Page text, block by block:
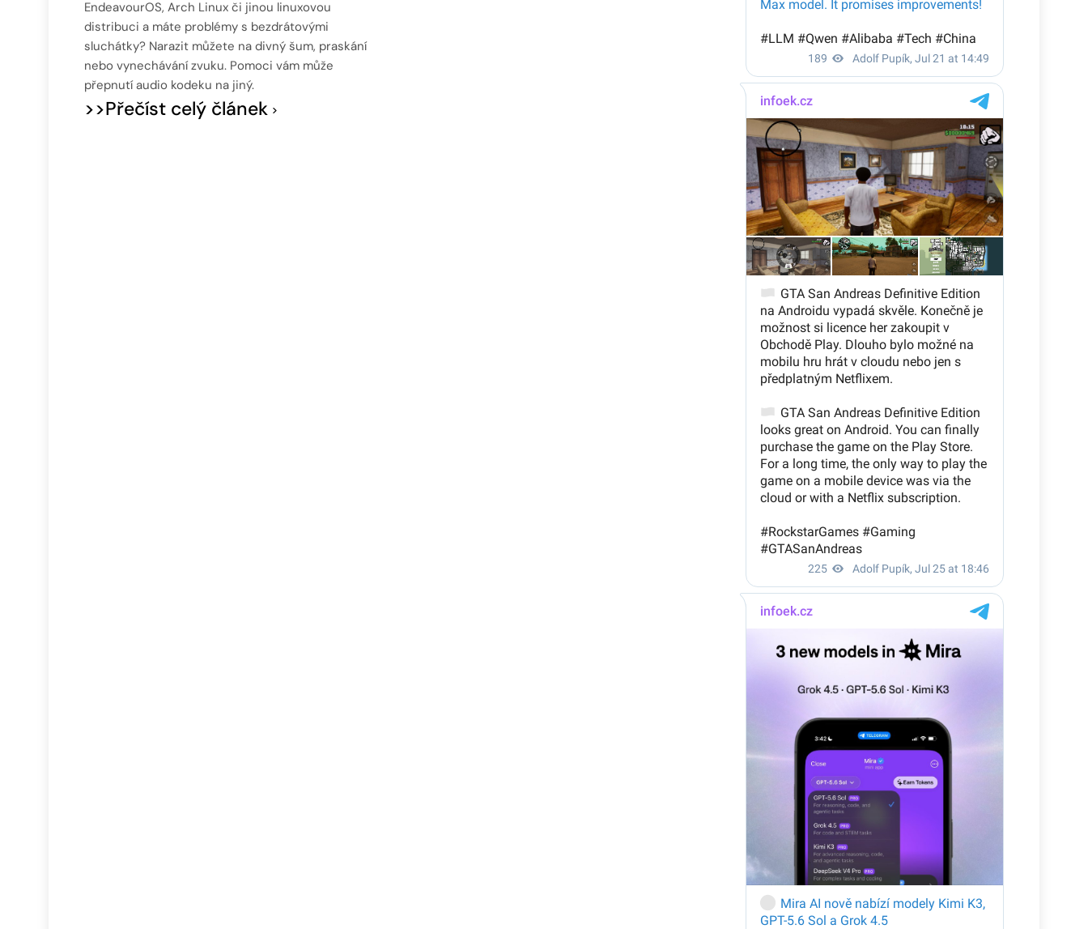
EndeavourOS, Arch Linux či jinou linuxovou
distribuci a máte problémy s bezdrátovými
sluchátky? Narazit můžete na divný šum, praskání
nebo vynechávání zvuku. Pomoci vám může
přepnutí audio kodeku na jiný.
>>Přečíst celý článek